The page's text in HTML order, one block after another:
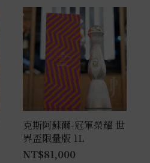
克斯阿蘇爾-冠軍榮耀 世
界盃限量版 1L
NT$81,000